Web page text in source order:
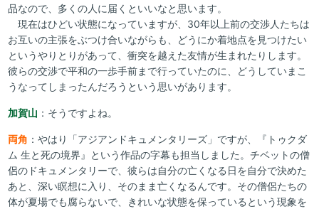
品なので、多くの人に届くといいなと思います。
現在はひどい状態になっていますが、30年以上前の交渉人たちは
お互いの主張をぶつけ合いながらも、どうにか着地点を見つけたい
というやりとりがあって、衝突を越えた友情が生まれたりします。
彼らの交渉で平和の一歩手前まで行っていたのに、どうしていまこ
うなってしまったんだろうという思いがあります。
加賀山 ：そうですよね。
両角 ：やはり「アジアンドキュメンタリーズ」ですが、『トゥクダ
ム 生と死の境界』という作品の字幕も担当しました。チベットの僧
侶のドキュメンタリーで、彼らは自分の亡くなる日を自分で決めた
あと、深い瞑想に入り、そのまま亡くなるんです。その僧侶たちの
体が夏場でも腐らないで、きれいな状態を保っているという現象を